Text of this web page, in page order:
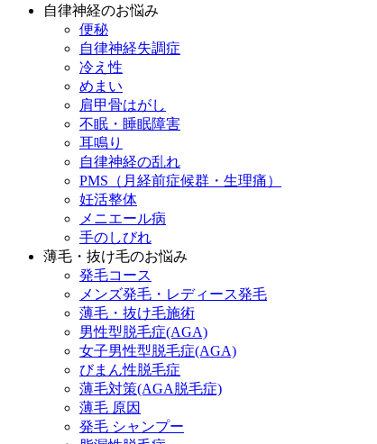
自律神経のお悩み
便秘
自律神経失調症
冷え性
めまい
肩甲骨はがし
不眠・睡眠障害
耳鳴り
自律神経の乱れ
PMS（月経前症候群・生理痛）
妊活整体
メニエール病
手のしびれ
薄毛・抜け毛のお悩み
発毛コース
メンズ発毛・レディース発毛
薄毛・抜け毛施術
男性型脱毛症(AGA)
女子男性型脱毛症(AGA)
びまん性脱毛症
薄毛対策(AGA脱毛症)
薄毛 原因
発毛 シャンプー